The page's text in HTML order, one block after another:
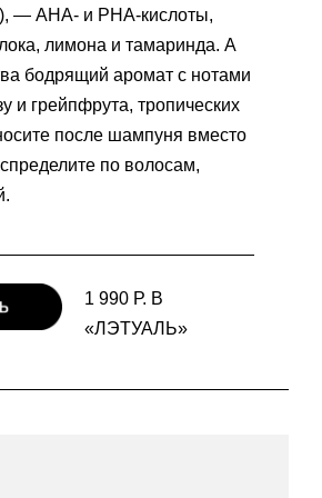
— АНА- и РНА-кислоты,
лимона и тамаринда. А
бодрящий аромат с нотами
и грейпфрута, тропических
после шампуня вместо
по волосам,
1 990 Р. В
«ЛЭТУАЛЬ»